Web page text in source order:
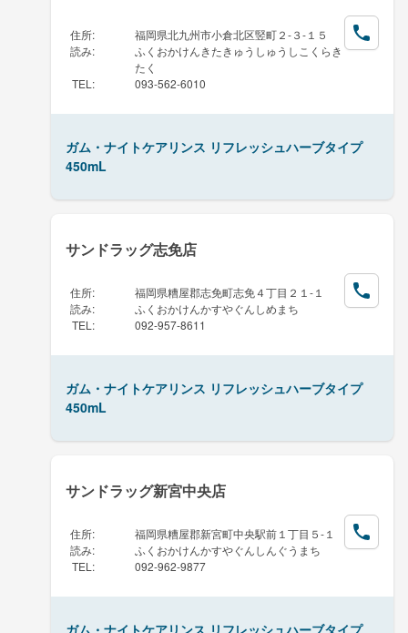
住所:
福岡県北九州市小倉北区竪町２-３-１５
読み:
ふくおかけんきたきゅうしゅうしこくらき
たく
TEL : 093-562-6010
ガム・ナイトケアリンス リフレッシュハーブタイプ
450mL
サンドラッグ志免店
住所:
福岡県糟屋郡志免町志免４丁目２１-１
読み:
ふくおかけんかすやぐんしめまち
TEL : 092-957-8611
ガム・ナイトケアリンス リフレッシュハーブタイプ
450mL
サンドラッグ新宮中央店
住所:
福岡県糟屋郡新宮町中央駅前１丁目５-１
読み:
ふくおかけんかすやぐんしんぐうまち
TEL : 092-962-9877
ガム・ナイトケアリンス リフレッシュハーブタイプ